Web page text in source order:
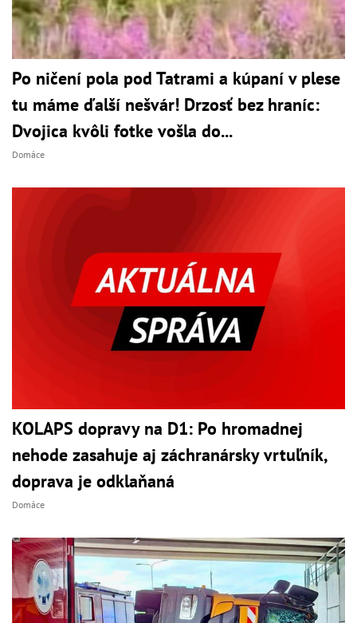
Po ničení pola pod Tatrami a kúpaní v plese
tu máme ďalší nešvár! Drzosť bez hraníc:
Dvojica kvôli fotke vošla do...
Domáce
KOLAPS dopravy na D1: Po hromadnej
nehode zasahuje aj záchranársky vrtuľník,
doprava je odklaňaná
Domáce